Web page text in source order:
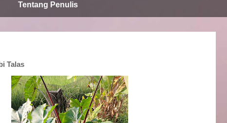
Tentang Penulis
Talas